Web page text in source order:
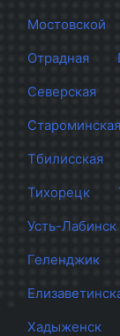
Мостовской
Отрадная
Северская
Староминская
Тбилисская
Тихорецк
Усть-Лабинск
Геленджик
Хадыженск